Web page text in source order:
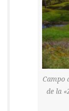
Campo
de la